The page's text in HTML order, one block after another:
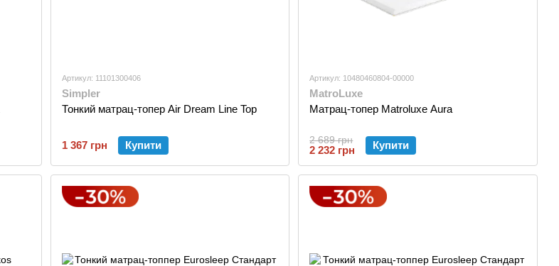
Артикул: 11101300406
Simpler
Тонкий матрац-топер Air Dream Line Top
1 367 грн Купити
Артикул: 10480460804-00000
MatroLuxe
Матрац-топер Matroluxe Aura
2 689 грн
2 232 грн Купити